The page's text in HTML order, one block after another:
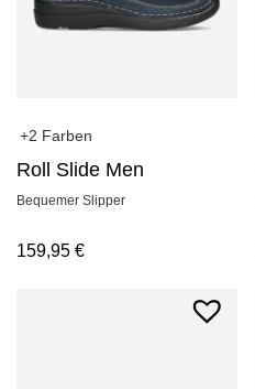
+2 Farben
Roll Slide Men
Bequemer Slipper
159,95 €